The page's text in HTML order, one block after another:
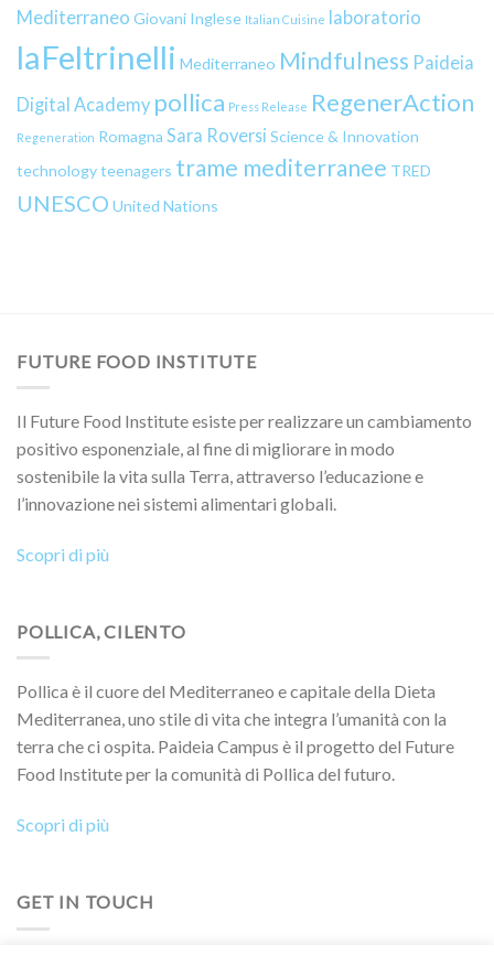
Mediterraneo Giovani Inglese Italian Cuisine laboratorio
laFeltrinelli Mediterraneo Mindfulness Paideia
Digital Academy pollica Press Release RegenerAction
Regeneration Romagna Sara Roversi Science & Innovation
technologyteenagers trame mediterranee TRED
UNESCO United Nations
FUTURE FOOD INSTITUTE
Il Future Food Institute esiste per realizzare un cambiamento
positivo esponenziale, al fine di migliorare in modo
sostenibile la vita sulla Terra, attraverso l’educazione e
l’innovazione nei sistemi alimentari globali.
Scopri di più
POLLICA, CILENTO
Pollica è il cuore del Mediterraneo e capitale della Dieta
Mediterranea, uno stile di vita che integra l’umanità con la
terra che ci ospita. Paideia Campus è il progetto del Future
Food Institute per la comunità di Pollica del futuro.
Scopri di più
GET IN TOUCH